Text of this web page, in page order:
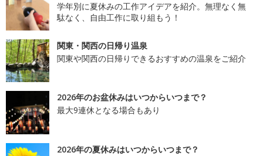
学年別に夏休みの工作アイデアを紹介。無理なく無
駄なく、自由工作に取り組もう！
関東・関西の日帰り温泉
関東や関西の日帰りできるおすすめの温泉をご紹介
2026年のお盆休みはいつからいつまで？
最大9連休となる場合もあり
2026年の夏休みはいつからいつまで？